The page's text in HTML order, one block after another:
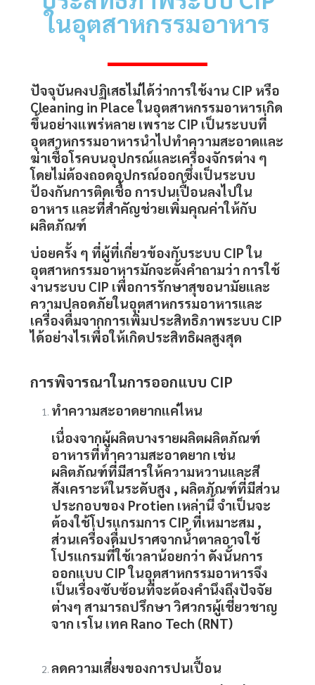
ในอุตสาหกรรมอาหาร
ปัจจุบันคงปฏิเสธไม่ได้ว่าการใช้งาน CIP หรือ
Cleaning in Place ในอุตสาหกรรมอาหารเกิด
ขึ้นอย่างแพร่หลาย เพราะ CIP เป็นระบบที่
อุตสาหกรรมอาหารนำไปทำความสะอาดและ
ฆ่าเชื้อโรคบนอุปกรณ์และเครื่องจักรต่าง ๆ
โดยไม่ต้องถอดอุปกรณ์ออกซึ่งเป็นระบบ
ป้องกันการติดเชื้อ การปนเปื้อนลงไปใน
อาหาร และที่สำคัญช่วยเพิ่มคุณค่าให้กับ
ผลิตภัณฑ์
บ่อยครั้ง ๆ ที่ผู้ที่เกี่ยวข้องกับระบบ CIPใน
อุตสาหกรรมอาหารมักจะตั้งคำถามว่า การใช้
งานระบบ CIP เพื่อการรักษาสุขอนามัยและ
ความปลอดภัยในอุตสาหกรรมอาหารและ
เครื่องดื่มจากการเพิ่มประสิทธิภาพระบบ CIP
ได้อย่างไรเพื่อให้เกิดประสิทธิผลสูงสุด
การพิจารณาในการออกแบบ CIP
ทำความสะอาดยากแค่ไหน
เนื่องจากผู้ผลิตบางรายผลิตผลิตภัณฑ์
อาหารที่ทำความสะอาดยาก เช่น
ผลิตภัณฑ์ที่มีสารให้ความหวานและสี
สังเคราะห์ในระดับสูง , ผลิตภัณฑ์ที่มีส่วน
ประกอบของ Protien เหล่านี้ จำเป็นจะ
ต้องใช้โปรแกรมการ CIP ที่เหมาะสม ,
ส่วนเครื่องดื่มปราศจากน้ำตาลอาจใช้
โปรแกรมที่ใช้เวลาน้อยกว่า ดังนั้นการ
ออกแบบ CIP ในอุตสาหกรรมอาหารจึง
เป็นเรื่องซับซ้อนที่จะต้องคำนึงถึงปัจจัย
ต่างๆ สามารถปรึกษา วิศวกรผู้เชี่ยวชาญ
จาก เรโน เทค Rano Tech (RNT)
ลดความเสี่ยงของการปนเปื้อน